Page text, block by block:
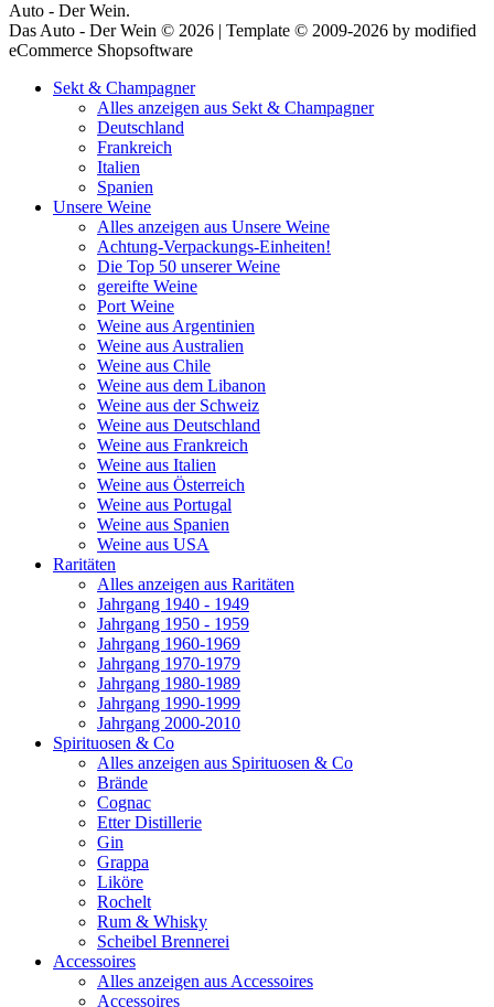
Auto - Der Wein.
Das Auto - Der Wein © 2026 | Template © 2009-2026 by modified
eCommerce Shopsoftware
Sekt & Champagner
Alles anzeigen aus Sekt & Champagner
Deutschland
Frankreich
Italien
Spanien
Unsere Weine
Alles anzeigen aus Unsere Weine
Achtung-Verpackungs-Einheiten!
Die Top 50 unserer Weine
gereifte Weine
Port Weine
Weine aus Argentinien
Weine aus Australien
Weine aus Chile
Weine aus dem Libanon
Weine aus der Schweiz
Weine aus Deutschland
Weine aus Frankreich
Weine aus Italien
Weine aus Österreich
Weine aus Portugal
Weine aus Spanien
Weine aus USA
Raritäten
Alles anzeigen aus Raritäten
Jahrgang 1940 - 1949
Jahrgang 1950 - 1959
Jahrgang 1960-1969
Jahrgang 1970-1979
Jahrgang 1980-1989
Jahrgang 1990-1999
Jahrgang 2000-2010
Spirituosen & Co
Alles anzeigen aus Spirituosen & Co
Brände
Cognac
Etter Distillerie
Gin
Grappa
Liköre
Rochelt
Rum & Whisky
Scheibel Brennerei
Accessoires
Alles anzeigen aus Accessoires
Accessoires